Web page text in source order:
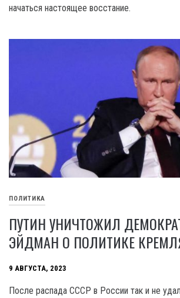
начаться настоящее восстание.
ПОЛИТИКА
ПУТИН УНИЧТОЖИЛ
ЭЙДМАН О ПОЛИТИКЕ
9 АВГУСТА, 2023
После распада CCCP в России так и не